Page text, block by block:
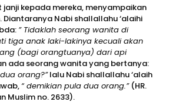
kepada mereka, menyampaikan
Diantaranya Nabi shallallahu ‘alaihi
” Tidaklah seorang wanita di
tiga anak laki-lakinya kecuali akan
(bagi orangtuanya) dari api
ada seorang wanita yang bertanya:
orang?”lalu Nabi shallallahu ‘alaih
“ demikian pula dua orang.”(HR.
Muslim no. 2633).